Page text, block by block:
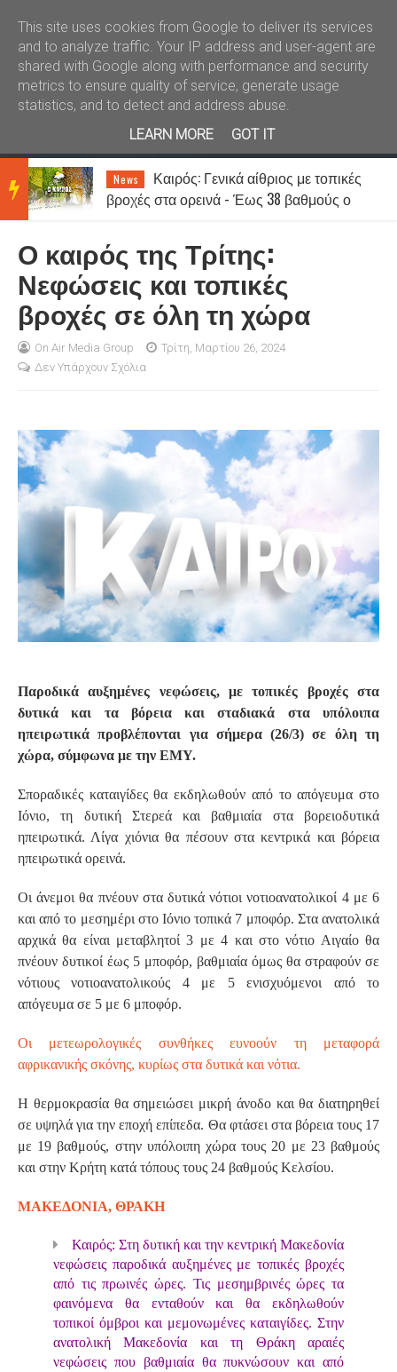
Καλώς ήλθατε Kral News
BRE
AKIN
NEW
News
Καιρός: Γενικά αίθριος με τοπικές
βροχές στα ορεινά - Έως 38 βαθμούς ο
Ο καιρός της Τρίτης:
Νεφώσεις και τοπικές
βροχές σε όλη τη χώρα
On Air Media Group
Τρίτη, Μαρτίου 26, 2024
Δεν Υπάρχουν Σχόλια
Παροδικά αυξημένες νεφώσεις, με τοπικές βροχές στα
δυτικά και τα βόρεια και σταδιακά στα υπόλοιπα
ηπειρωτικά προβλέπονται για σήμερα (26/3) σε όλη τη
χώρα, σύμφωνα με την ΕΜΥ.
Σποραδικές καταιγίδες θα εκδηλωθούν από το απόγευμα στο
Ιόνιο, τη δυτική Στερεά και βαθμιαία στα βορειοδυτικά
ηπειρωτικά. Λίγα χιόνια θα πέσουν στα κεντρικά και βόρεια
ηπειρωτικά ορεινά.
Οι άνεμοι θα πνέουν στα δυτικά νότιοι νοτιοανατολικοί 4 με 6
και από το μεσημέρι στο Ιόνιο τοπικά 7 μποφόρ. Στα ανατολικά
αρχικά θα είναι μεταβλητοί 3 με 4 και στο νότιο Αιγαίο θα
πνέουν δυτικοί έως 5 μποφόρ, βαθμιαία όμως θα στραφούν σε
νότιους νοτιοανατολικούς 4 με 5 ενισχυόμενοι από το
απόγευμα σε 5 με 6 μποφόρ.
Οι μετεωρολογικές συνθήκες ευνοούν τη μεταφορά
αφρικανικής σκόνης, κυρίως στα δυτικά και νότια.
Η θερμοκρασία θα σημειώσει μικρή άνοδο και θα διατηρηθεί
σε υψηλά για την εποχή επίπεδα. Θα φτάσει στα βόρεια τους 17
με 19 βαθμούς, στην υπόλοιπη χώρα τους 20 με 23 βαθμούς
και στην Κρήτη κατά τόπους τους 24 βαθμούς Κελσίου.
ΜΑΚΕΔΟΝΙΑ, ΘΡΑΚΗ
Καιρός: Στη δυτική και την κεντρική Μακεδονία
νεφώσεις παροδικά αυξημένες με τοπικές βροχές
από τις πρωινές ώρες. Τις μεσημβρινές ώρες τα
φαινόμενα θα ενταθούν και θα εκδηλωθούν
τοπικοί όμβροι και μεμονωμένες καταιγίδες. Στην
ανατολική Μακεδονία και τη Θράκη αραιές
νεφώσεις που βαθμιαία θα πυκνώσουν και από
This site uses cookies from Google to deliver its services
and to analyze traffic. Your IP address and user-agent are
shared with Google along with performance and security
metrics to ensure quality of service, generate usage
statistics, and to detect and address abuse.
LEARN MORE
GOT IT